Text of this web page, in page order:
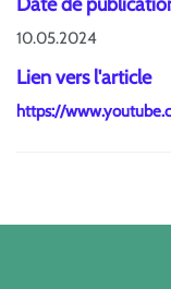
10.05.2024
Lien vers l'article
https://